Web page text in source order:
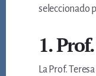
seleccionado
1.
La Prof.